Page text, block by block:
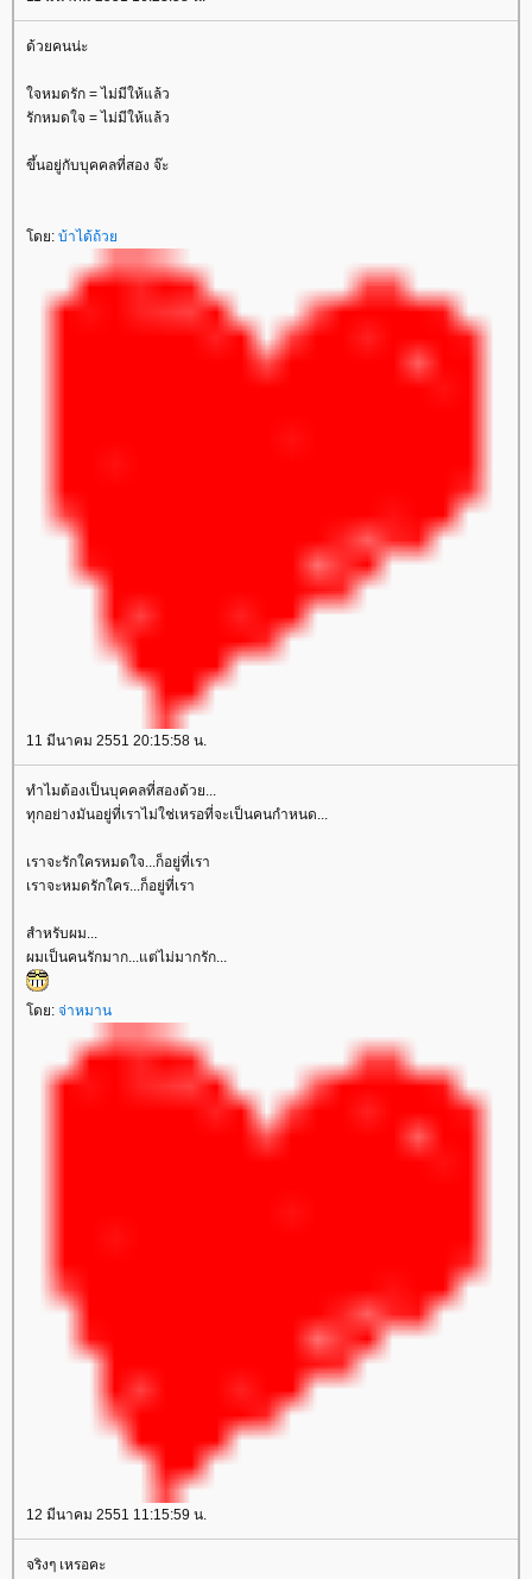
ด้วยคนน่ะ
ใจหมดรัก = ไม่มีให้แล้ว
รักหมดใจ = ไม่มีให้แล้ว
ขึ้นอยู่กับบุคคลที่สอง จ๊ะ
โดย: บ้าได้ถ้วย
11 มีนาคม 2551 20:15:58 น.
ทำไมต้องเป็นบุคคลที่สองด้วย...
ทุกอย่างมันอยู่ที่เราไม่ใช่เหรอที่จะเป็นคนกำหนด...
เราจะรักใครหมดใจ...ก็อยู่ที่เรา
เราจะหมดรักใคร...ก็อยู่ที่เรา
สำหรับผม...
ผมเป็นคนรักมาก...แต่ไม่มากรัก...
โดย: จ่าหมาน
12 มีนาคม 2551 11:15:59 น.
จริงๆ เหรอคะ